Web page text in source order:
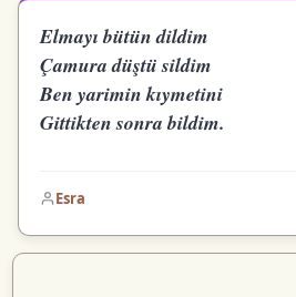
Elmayı bütün dildim
Çamura düştü sildim
Ben yarimin kıymetini
Gittikten sonra bildim.
Esra